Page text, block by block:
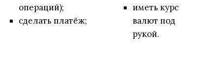
операций);
сделать платёж;
иметь курс
валют под
рукой.